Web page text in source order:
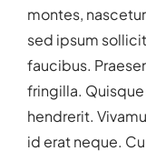
montes,
sed ipsum
faucibus.
fringilla.
hendrerit.
id erat neque.